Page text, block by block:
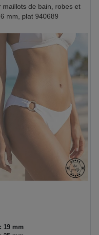
de bain, robes et
mm, plat 940689
19 mm